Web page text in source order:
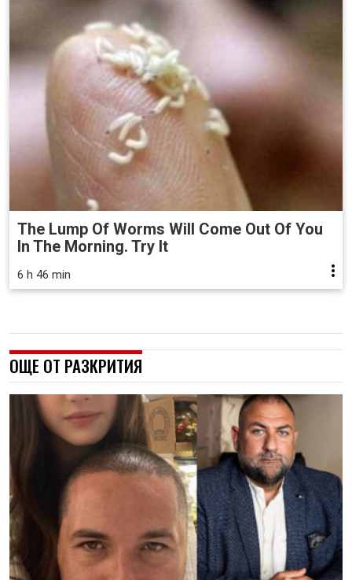
The Lump Of Worms Will Come Out Of You
In The Morning. Try It
6 h 46 min
ОЩЕ ОТ РАЗКРИТИЯ